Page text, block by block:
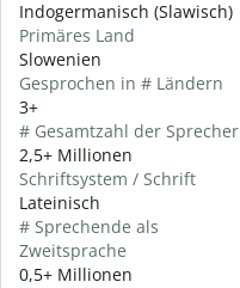
Indogermanisch (Slawisch)
Primäres Land
Slowenien
Gesprochen in # Ländern
3+
# Gesamtzahl der Sprecher
2,5+ Millionen
Schriftsystem / Schrift
Lateinisch
# Sprechende als
Zweitsprache
0,5+ Millionen